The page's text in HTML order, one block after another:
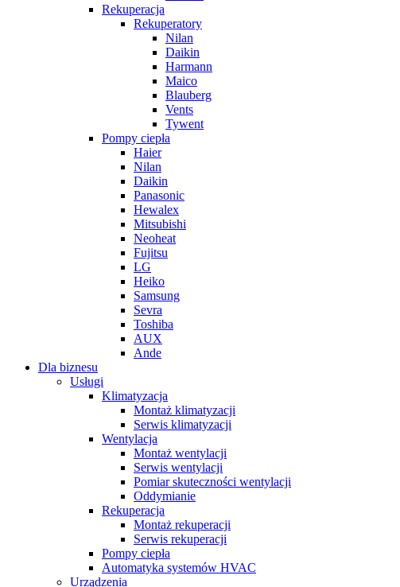
Rekuperacja
Rekuperatory
Nilan
Daikin
Harmann
Maico
Blauberg
Vents
Tywent
Pompy ciepła
Haier
Nilan
Daikin
Panasonic
Hewalex
Mitsubishi
Neoheat
Fujitsu
LG
Heiko
Samsung
Sevra
Toshiba
AUX
Ande
Dla biznesu
Usługi
Klimatyzacja
Montaż klimatyzacji
Serwis klimatyzacji
Wentylacja
Montaż wentylacji
Serwis wentylacji
Pomiar skuteczności wentylacji
Oddymianie
Rekuperacja
Montaż rekuperacji
Serwis rekuperacji
Pompy ciepła
Automatyka systemów HVAC
Urządzenia